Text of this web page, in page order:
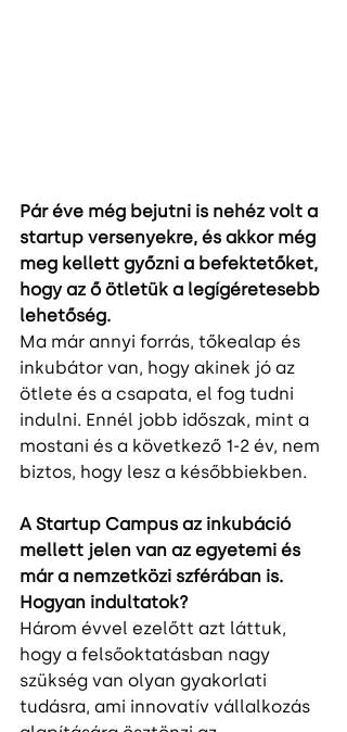
Pár éve még bejutni is nehéz volt a
startup versenyekre, és akkor még
meg kellett győzni a befektetőket,
hogy az ő ötletük a legígéretesebb
lehetőség.
Ma már annyi forrás, tőkealap és
inkubátor van, hogy akinek jó az
ötlete és a csapata, el fog tudni
indulni. Ennél jobb időszak, mint a
mostani és a következő 1-2 év, nem
biztos, hogy lesz a későbbiekben.
A Startup Campus az inkubáció
mellett jelen van az egyetemi és
már a nemzetközi szférában is.
Hogyan indultatok?
Három évvel ezelőtt azt láttuk,
hogy a felsőoktatásban nagy
szükség van olyan gyakorlati
tudásra, ami innovatív vállalkozás